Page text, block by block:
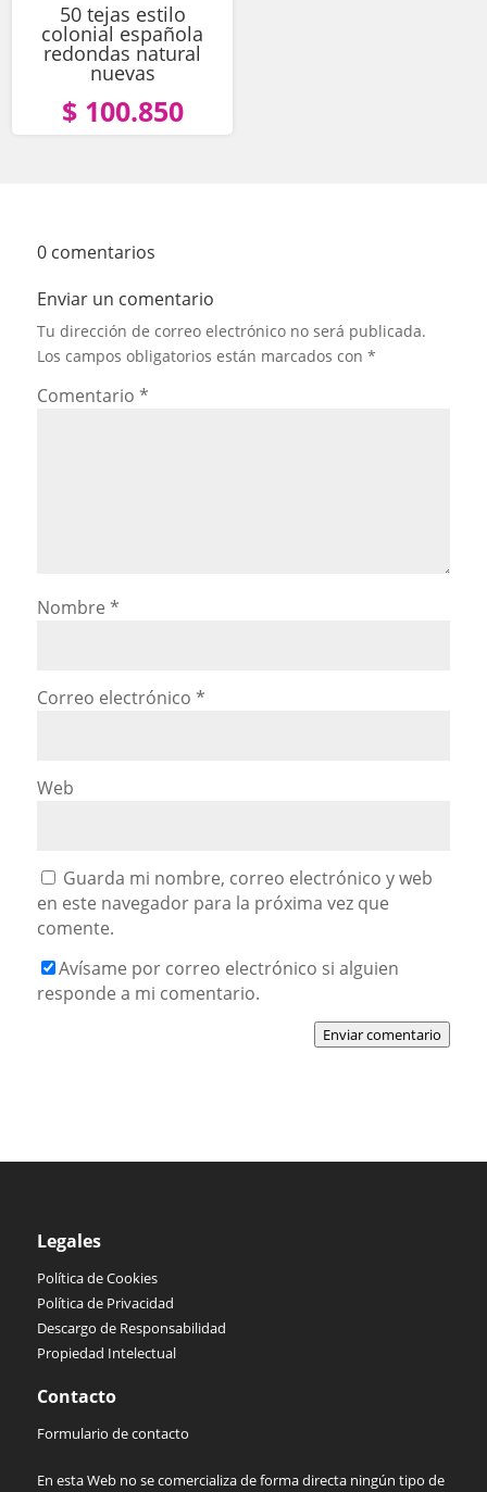
50 tejas estilo
colonial española
redondas natural
nuevas
$ 100.850
0 comentarios
Enviar un comentario
Tu dirección de correo electrónico no será publicada.
Los campos obligatorios están marcados con *
Comentario *
Nombre *
Correo electrónico *
Web
Guarda mi nombre, correo electrónico y web
en este navegador para la próxima vez que
comente.
Avísame por correo electrónico si alguien
responde a mi comentario.
Enviar comentario
Legales
Política de Cookies
Política de Privacidad
Descargo de Responsabilidad
Propiedad Intelectual
Contacto
Formulario de contacto
En esta Web no se comercializa de forma directa ningún tipo de